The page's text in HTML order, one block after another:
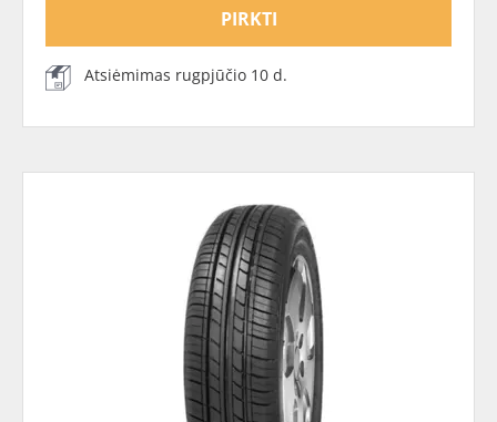
PIRKTI
Atsiėmimas rugpjūčio 10 d.